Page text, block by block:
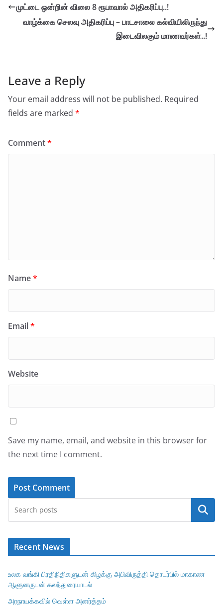
முட்டை ஒன்றின் விலை 8 ரூபாவால் அதிகரிப்பு..!
வாழ்க்கை செலவு அதிகரிப்பு – பாடசாலை கல்வியிலிருந்து
இடைவிலகும் மாணவர்கள்..!
Leave a Reply
Your email address will not be published. Required
fields are marked *
Comment*
Name*
Email*
Website
Save my name, email, and website in this browser for
the next time I comment.
Search
Recent News
உலக வங்கி பிரதிநிதிகளுடன் கிழக்கு அபிவிருத்தி தொடர்பில் மாகாண
ஆளுனருடன் கலந்துரையாடல்
அரநாயக்கவில் வெள்ள அனர்த்தம்